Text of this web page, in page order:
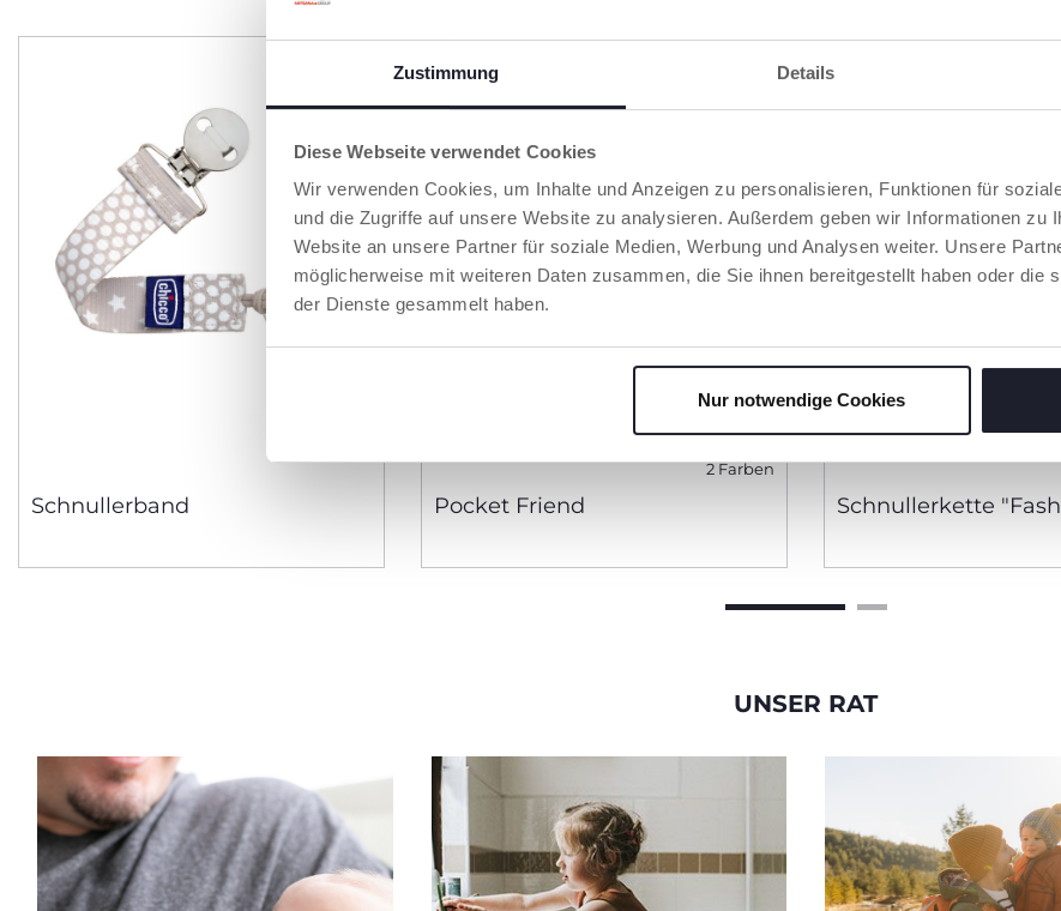
Zustimmung Details
Diese Webseite verwendet Cookies
Wir verwenden Cookies, um Inhalte und Anzeigen zu personalisieren, Funktionen für
und die Zugriffe auf unsere Website zu analysieren. Außerdem geben wir Informationen zu
Website an unsere Partner für soziale Medien, Werbung und Analysen weiter. Unsere
möglicherweise mit weiteren Daten zusammen, die Sie ihnen bereitgestellt haben oder die
der Dienste gesammelt haben.
Nur notwendige Cookies
Schnullerband
2 Farben
Pocket Friend Schnullerkette
UNSER RAT